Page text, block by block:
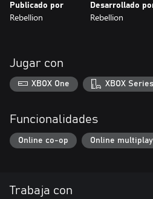
El paquete Striking Range Mission,
— Misión Striking Range.
— Aspecto Ghillie Suit Elite.
— Aspecto de rifle Ghillie Elite.
Publicado por
Rebellion
Desarrollado
Rebellion
Jugar con
XBOX One XBOX
Funcionalidades
Online co-op Online
Trabaja con